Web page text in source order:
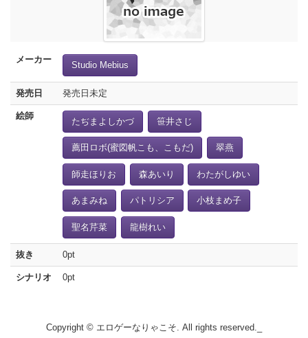
メーカー
Studio Mebius
発売日 発売日未定
絵師
たぢまよしかづ 笹井さじ
薦田ロボ(蜜図帆こも、こもだ) 翠燕
師走ほりお 森あいり わたがしゆい
あまみね パトリシア 小枝まめ子
聖名芹菜 龍樹れい
抜き 0pt
シナリオ 0pt
Copyright © エロゲーなりゃこそ. All rights reserved._